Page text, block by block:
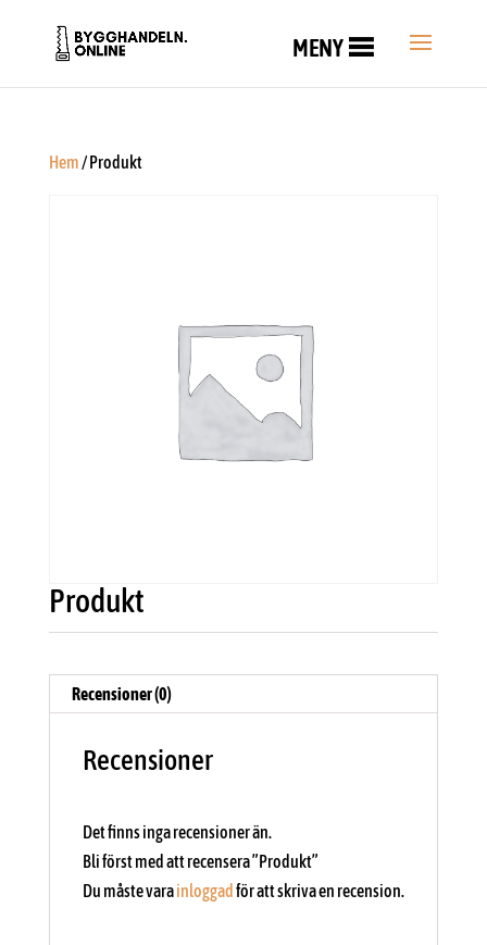
MENY
Hem/ Produkt
Produkt
Recensioner (0)
Recensioner
Det finns inga recensioner än.
Bli först med att recensera ”Produkt”
Du måste varainloggad för att skriva en recension.